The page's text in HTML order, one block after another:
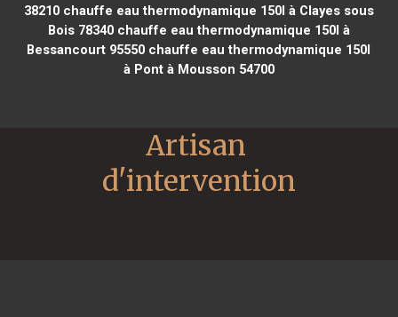
38210chauffe eau thermodynamique 150l à Clayes sous
Bois 78340chauffe eau thermodynamique 150l à
Bessancourt 95550 chauffe eau thermodynamique 150l
à Pont à Mousson 54700
Artisan
d'intervention